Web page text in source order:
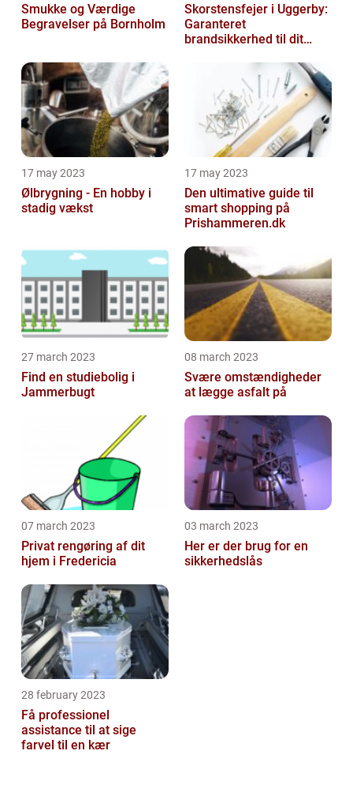
Smukke og Værdige
Begravelser på Bornholm
Skorstensfejer i Uggerby:
Garanteret
brandsikkerhed til dit
17 may 2023
Ølbrygning - En hobby i
stadig vækst
17 may 2023
Den ultimative guide til
smart shopping på
Prishammeren.dk
27 march 2023
Find en studiebolig i
Jammerbugt
08 march 2023
Svære omstændigheder
at lægge asfalt på
07 march 2023
Privat rengøring af dit
hjem i Fredericia
03 march 2023
Her er der brug for en
sikkerhedslås
28 february 2023
Få professionel
assistance til at sige
farvel til en kær